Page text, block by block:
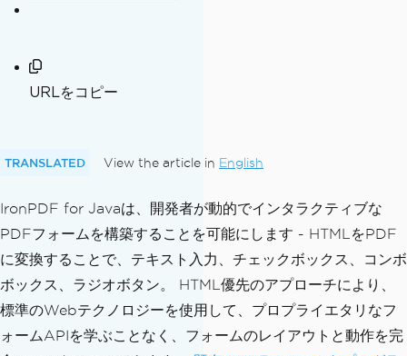
URLをコピー
TRANSLATED View the article in English
IronPDF for Javaは、開発者が動的でインタラクティブな
PDFフォームを構築することを可能にします - HTMLをPDF
に変換することで、テキスト入力、チェックボックス、コンボ
ボックス、ラジオボタン。 HTML優先のアプローチにより、
標準のWebテクノロジーを使用して、プロプライエタリなフ
ォームAPIを学ぶことなく、フォームのレイアウトと動作を完